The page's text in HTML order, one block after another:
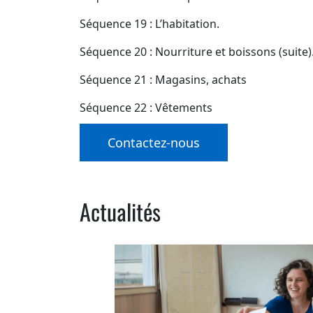
Séquence 19 : L’habitation.
Séquence 20 : Nourriture et boissons
Séquence 21 : Magasins, achats
Séquence 22 : Vêtements
Contactez-nous
Actualités